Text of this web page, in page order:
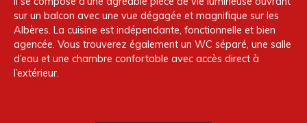
sur un balcon avec une vue dégagée et magnifique sur les
Albères. La cuisine est indépendante, fonctionnelle et bien
agencée. Vous trouverez également un WC séparé, une salle
d’eau et une chambre confortable avec accès direct à
l’extérieur.